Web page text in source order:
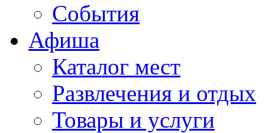
События
Афиша
Каталог мест
Развлечения и отдых
Товары и услуги